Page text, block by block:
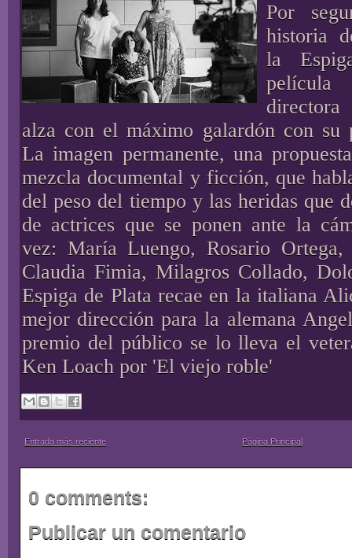
Por
historia
la
directora
alza con el máximo galardón con su
La imagen permanente, una
mezcla documental y ficción, que
del peso del tiempo y las heridas que
de actrices que se ponen ante la
vez: María Luengo, Rosario Ortega,
Claudia Fimia, Milagros Collado,
Espiga de Plata recae en la italiana
mejor dirección para la alemana
premio del público se lo lleva el
Ken Loach por 'El viejo roble'
Entrada más reciente Página Principal
0 comments:
Publicar un comentario